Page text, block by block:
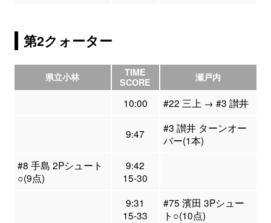
第2クォーター
県立小林
TIME
SCORE
瀬戸内
10:00 #22 三上 → #3 讃井
9:47
#3 讃井 ターンオー
バー(1本)
#8 手島 2Pシュート
○(9点)
9:42
15-30
9:31
15-33
#75 濱田 3Pシュー
ト○(10点)